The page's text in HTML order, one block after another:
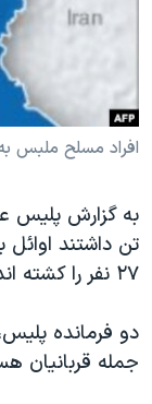
فرهنگ و زندگی
علم و فناوری
گالری عکس
آرشیو پخش زنده
مستندها
انتخابات ریاست
حمله جمهوری
رمز مهسا
اعتراضات زن،
مجموعه
دادگاه حمید نوری
چهل سال
دنبال کنید
زبانهای مختلف
افراد مسلح ملبس به اونيفورم
به گزارش پلیس
تن داشتند
۲۷ نفر را کشته اند. یکی از مهاجمان نیز کشته شده است.
دو فرمانده
جمله قربانیان